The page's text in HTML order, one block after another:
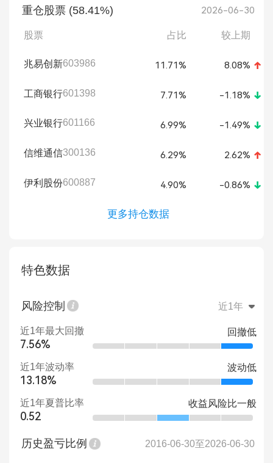
重仓股票 (58.41%) 2026-06-30
股票 占比 较上期
兆易创新603986 11.71% 8.08%
工商银行601398 7.71% -1.18%
兴业银行601166 6.99% -1.49%
信维通信300136 6.29% 2.62%
伊利股份600887 4.90% -0.86%
更多持仓数据
特色数据
风险控制 近1年
近1年最大回撤
7.56%
回撤低
近1年波动率
13.18%
波动低
近1年夏普比率
0.52
收益风险比一般
历史盈亏比例 2016-06-30至2026-06-30